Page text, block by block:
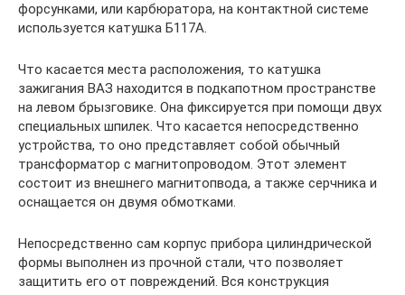
форсунками, или карбюратора, на контактной системе
используется катушка Б117А.
Что касается места расположения, то катушка
зажигания ВАЗ находится в подкапотном пространстве
на левом брызговике. Она фиксируется при помощи двух
специальных шпилек. Что касается непосредственно
устройства, то оно представляет собой обычный
трансформатор с магнитопроводом. Этот элемент
состоит из внешнего магнитопвода, а также серчника и
оснащается он двумя обмотками.
Непосредственно сам корпус прибора цилиндрической
формы выполнен из прочной стали, что позволяет
защитить его от повреждений. Вся конструкция